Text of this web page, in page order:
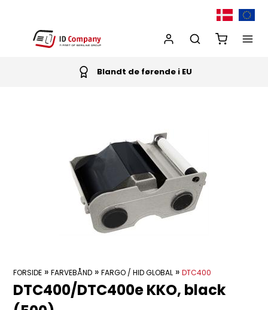
Blandt de førende i EU
FORSIDE »FARVEBÅND »FARGO / HID GLOBAL »DTC400
DTC400/DTC400e KKO, black